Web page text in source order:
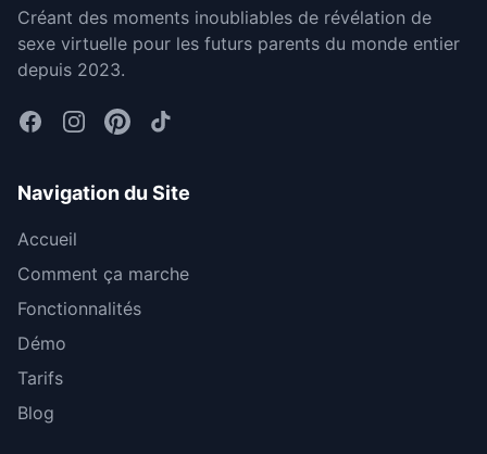
Créant des moments inoubliables de révélation de
sexe virtuelle pour les futurs parents du monde entier
depuis 2023.
Navigation du Site
Accueil
Comment ça marche
Fonctionnalités
Démo
Tarifs
Blog